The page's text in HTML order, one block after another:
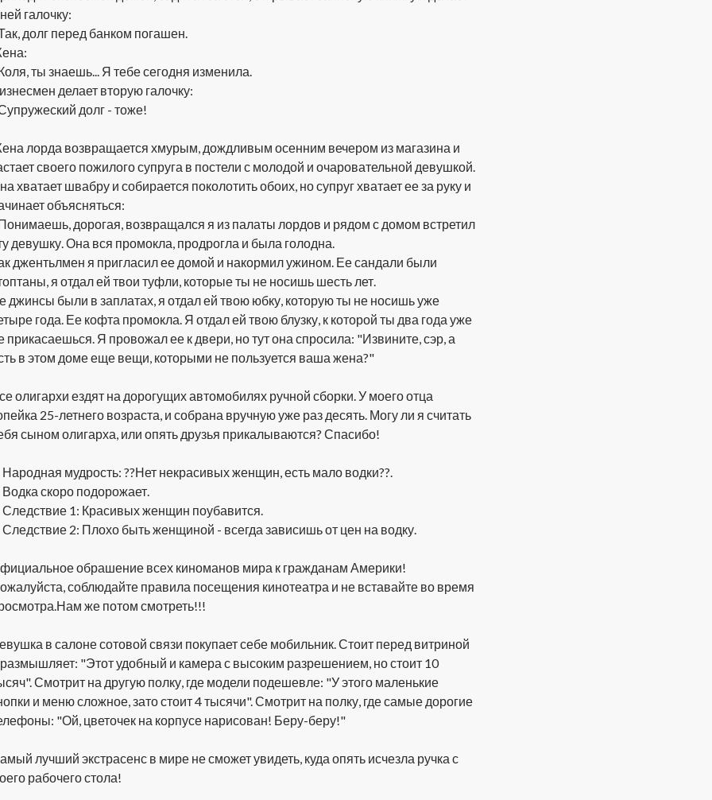
галочку:
долг перед банком погашен.
ты знаешь... Я тебе сегодня изменила.
делает вторую галочку:
долг - тоже!
лорда возвращается хмурым, дождливым осенним вечером из магазина и
своего пожилого супруга в постели с молодой и очаровательной девушкой.
хватает швабру и собирается поколотить обоих, но супруг хватает ее за руку и
объясняться:
дорогая, возвращался я из палаты лордов и рядом с домом встретил
девушку. Она вся промокла, продрогла и была голодна.
джентьлмен я пригласил ее домой и накормил ужином. Ее сандали были
я отдал ей твои туфли, которые ты не носишь шесть лет.
джинсы были в заплатах, я отдал ей твою юбку, которую ты не носишь уже
года. Ее кофта промокла. Я отдал ей твою блузку, к которой ты два года уже
прикасаешься. Я провожал ее к двери, но тут она спросила: "Извините, сэр, а
в этом доме еще вещи, которыми не пользуется ваша жена?"
олигархи ездят на дорогущих автомобилях ручной сборки. У моего отца
25-летнего возраста, и собрана вручную уже раз десять. Могу ли я считать
сыном олигарха, или опять друзья прикалываются? Спасибо!
Народная мудрость: ??Нет некрасивых женщин, есть мало водки??.
Водка скоро подорожает.
Следствие 1: Красивых женщин поубавится.
Следствие 2: Плохо быть женщиной - всегда зависишь от цен на водку.
обрашение всех киноманов мира к гражданам Америки!
соблюдайте правила посещения кинотеатра и не вставайте во время
же потом смотреть!!!
в салоне сотовой связи покупает себе мобильник. Стоит перед витриной
"Этот удобный и камера с высоким разрешением, но стоит 10
Смотрит на другую полку, где модели подешевле: "У этого маленькие
и меню сложное, зато стоит 4 тысячи". Смотрит на полку, где самые дорогие
"Ой, цветочек на корпусе нарисован! Беру-беру!"
лучший экстрасенс в мире не сможет увидеть, куда опять исчезла ручка с
рабочего стола!